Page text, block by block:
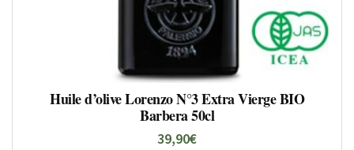
Huile d’olive Lorenzo N°3 Extra Vierge BIO
Barbera 50cl
39,90€